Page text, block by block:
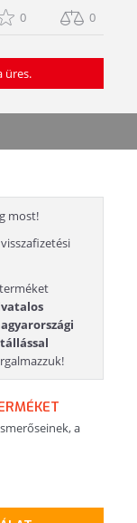
0 0
üres.
most!
a